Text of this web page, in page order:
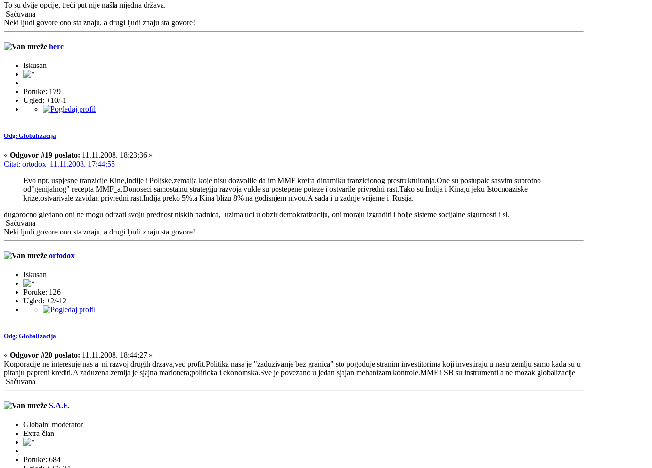
To su dvije opcije, treći put nije našla nijedna država.
Sačuvana
Neki ljudi govore ono sta znaju, a drugi ljudi znaju sta govore!
herc
Iskusan
Poruke: 179
Ugled: +10/-1
Odg: Globalizacija
« Odgovor #19 poslato: 11.11.2008. 18:23:36 »
Citat: ortodox 11.11.2008. 17:44:55
Evo npr. uspjesne tranzicije Kine,Indije i Poljske,zemalja koje nisu dozvolile da im MMF kreira dinamiku tranzicionog prestruktuiranja.One su postupale sasvim suprotno
od"genijalnog" recepta MMF_a.Donoseci samostalnu strategiju razvoja vukle su postepene poteze i ostvarile privredni rast.Tako su Indija i Kina,u jeku Istocnoaziske
krize,ostvarivale zavidan privredni rast.Indija preko 5%,a Kina blizu 8% na godisnjem nivou.A sada i u zadnje vrijeme i Rusija.
dugorocno gledano oni ne mogu odrzati svoju prednost niskih nadnica, uzimajuci u obzir demokratizaciju, oni moraju izgraditi i bolje sisteme socijalne sigurnosti i sl.
Sačuvana
Neki ljudi govore ono sta znaju, a drugi ljudi znaju sta govore!
ortodox
Iskusan
Poruke: 126
Ugled: +2/-12
Odg: Globalizacija
« Odgovor #20 poslato: 11.11.2008. 18:44:27 »
Korporacije ne interesuje nas a ni razvoj drugih drzava,vec profit.Politika nasa je "zaduzivanje bez granica" sto pogoduje stranim investitorima koji investiraju u nasu zemlju samo kada su u
pitanju papreni krediti.A zaduzena zemlja je sjajna marioneta;politicka i ekonomska.Sve je povezano u jedan sjajan mehanizam kontrole.MMF i SB su instrumenti a ne mozak globalizacije
Sačuvana
S.A.F.
Globalni moderator
Extra član
Poruke: 684